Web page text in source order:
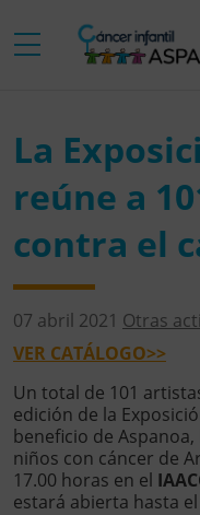
La
reúne a
contra el
07 abril 2021 Otras
VER CATÁLOGO>>
Un total de 101
edición de la
beneficio de
niños con cáncer de
17.00 horas en el
estará abierta hasta